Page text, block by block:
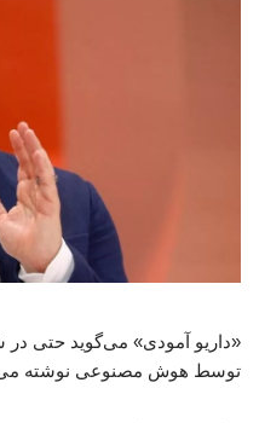
«داریو آمودی» می‌گوید حتی در
توسط هوش مصنوعی نوشته